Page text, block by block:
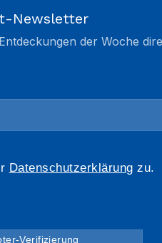
Newsletter
der Woche